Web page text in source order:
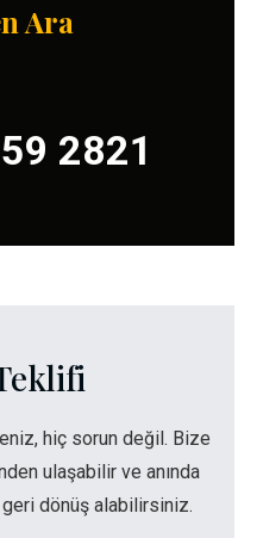
Ara
2821
hiç sorun değil. Bize
ulaşabilir ve anında
dönüş alabilirsiniz.